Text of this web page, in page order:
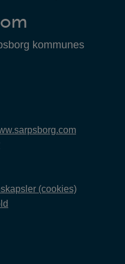
kommunes
(cookies)